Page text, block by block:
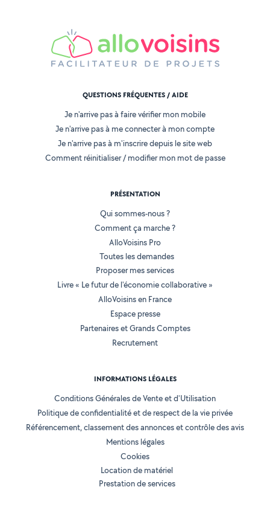
QUESTIONS FRÉQUENTES / AIDE
Je n'arrive pas à faire vérifier mon mobile
Je n'arrive pas à me connecter à mon compte
Je n'arrive pas à m'inscrire depuis le site web
Comment réinitialiser / modifier mon mot de passe
PRÉSENTATION
Qui sommes-nous ?
Comment ça marche ?
AlloVoisins Pro
Toutes les demandes
Proposer mes services
Livre « Le futur de l'économie collaborative »
AlloVoisins en France
Espace presse
Partenaires et Grands Comptes
Recrutement
INFORMATIONS LÉGALES
Conditions Générales de Vente et d'Utilisation
Politique de confidentialité et de respect de la vie privée
Référencement, classement des annonces et contrôle des avis
Mentions légales
Cookies
Location de matériel
Prestation de services